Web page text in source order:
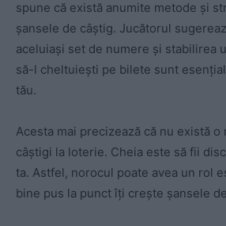
spune că există anumite metode și
șansele de câștig. Jucătorul
aceluiași set de numere și stabilirea
să-l cheltuiești pe bilete sunt
tău.
Acesta mai precizează că nu există o
câștigi la loterie. Cheia este să fii
ta. Astfel, norocul poate avea un rol
bine pus la punct îți crește șansele